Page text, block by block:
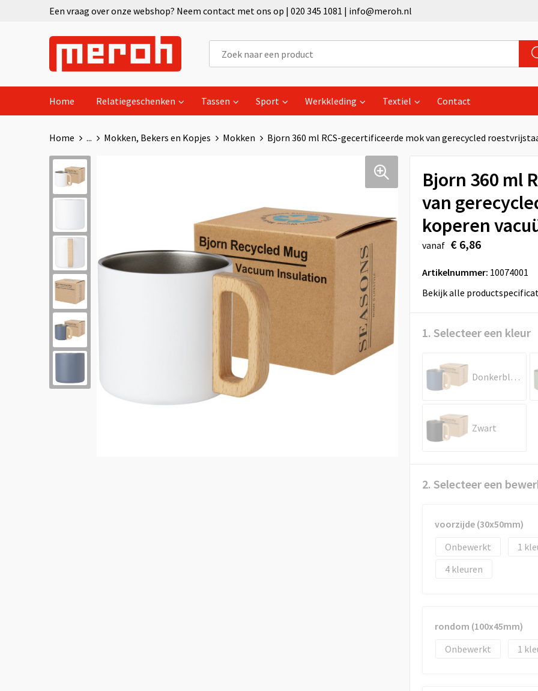
Een vraag over onze webshop? Neem contact met ons op | 020 345 1081 | info@meroh.nl
Home Relatiegeschenken Tassen Sport Werkkleding Textiel Contact
Home ... Mokken, Bekers en Kopjes Mokken Bjorn 360 ml RCS-gecertificeerde mok van gerecycled
Bjorn 360 ml
van
koperen
vanaf € 6,86
Artikelnummer: 10074001
Bekijk alle
1. Selecteer een kleur
Donkerblauw
Zwart
2. Selecteer een
voorzijde (30x50mm)
Onbewerkt
1
4
rondom (100x45mm)
Onbewerkt
1